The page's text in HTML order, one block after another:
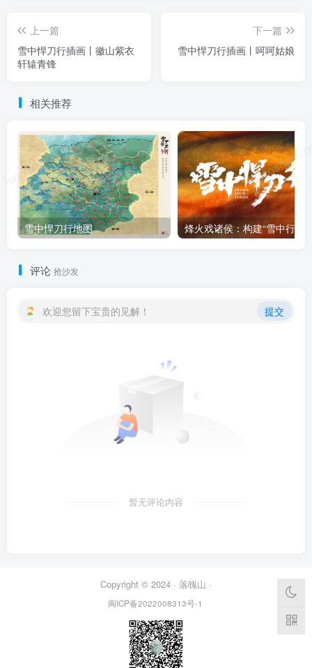
luoposhan.com
上一篇
雪中悍刀行插画丨徽山紫衣
轩辕青锋
下一篇
雪中悍刀行插画丨呵呵姑娘
相关推荐
雪中悍刀行地图
评论 抢沙发
欢迎您留下宝贵的见解！ 提交
暂无评论内容
Copyright © 2024 · 落魄山 ·
闽ICP备2022008313号-1